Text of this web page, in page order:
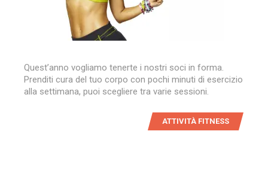
Quest’anno vogliamo tenerte i nostri soci in forma.
Prenditi cura del tuo corpo con pochi minuti di esercizio
alla settimana, puoi scegliere tra varie sessioni.
ATTIVITÀ FITNESS